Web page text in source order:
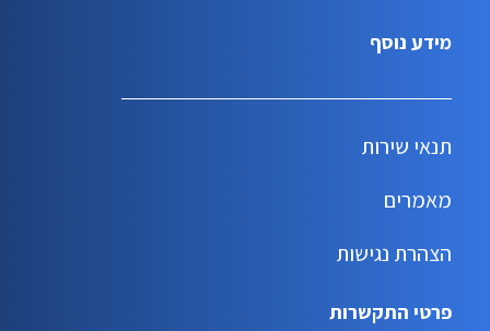
מידע נוסף
תנאי שירות
מאמרים
הצהרת נגישות
פרטי התקשרות